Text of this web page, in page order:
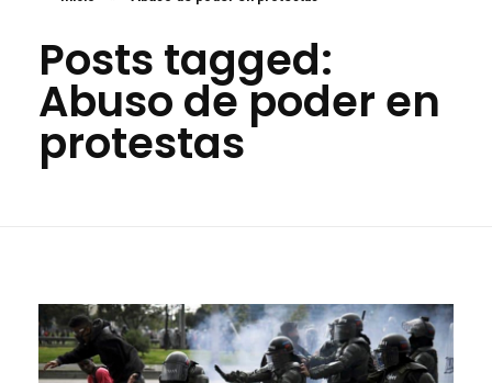
Posts tagged:
Abuso de poder en
protestas